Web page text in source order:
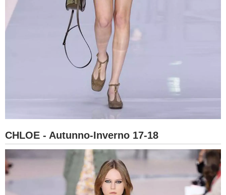
CHLOE - Autunno-Inverno 17-18